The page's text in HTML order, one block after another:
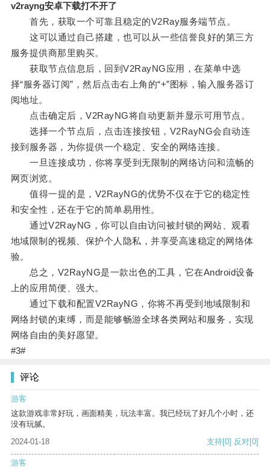
v2rayng安卓下载打不开了
首先，获取一个可靠且稳定的V2Ray服务端节点。
这可以通过自己搭建，也可以从一些信誉良好的第三方
服务提供商那里购买。
获取节点信息后，回到V2RayNG应用，在菜单中选
择“服务器订阅”，然后点击右上角的“+”图标，输入服务器订
阅地址。
点击确定后，V2RayNG将自动更新并显示可用节点。
选择一个节点后，点击连接按钮，V2RayNG会自动连
接到服务器，为你提供一个稳定、安全的网络连接。
一旦连接成功，你将享受到无限制的网络访问和流畅的
网页浏览。
值得一提的是，V2RayNG的优势不仅在于它的稳定性
和安全性，还在于它的简单易用性。
通过V2RayNG，你可以自由访问被封锁的网站、观看
地域限制的视频、保护个人隐私，并享受高速稳定的网络体
验。
总之，V2RayNG是一款出色的工具，它在Android设备
上的应用简便、强大。
通过下载和配置V2RayNG，你将不再受到地域限制和
网络封锁的束缚，而是能够畅游全球各类网站和服务，实现
网络自由的美好愿望。
#3#
评论
游客
这款游戏非常好玩，画面精美，玩法丰富。我已经玩了好几个小时，还
没有玩腻。
2024-01-18
支持[0] 反对[0]
游客